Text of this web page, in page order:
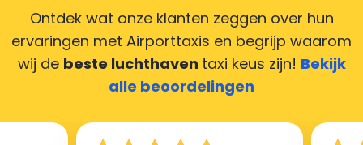
Hoeveel kost een luchthaven taxi transfer in
Ontdek wat onze klanten zeggen over hun
ervaringen met Airporttaxis en begrijp waarom
wij de beste luchthaven taxi keus zijn! Bekijk
alle beoordelingen